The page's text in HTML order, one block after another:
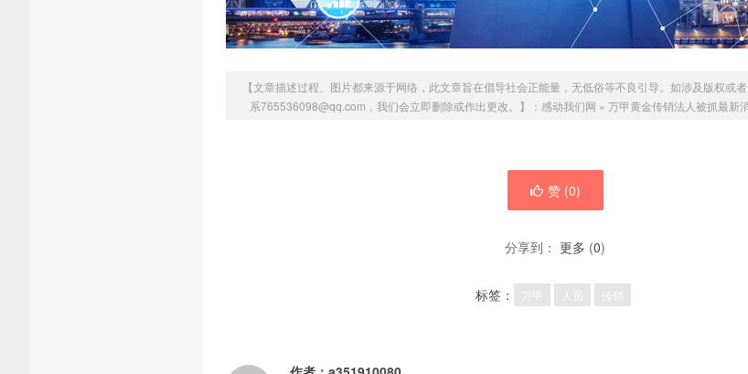
【文章描述过程、图片都来源于网络，此文章旨在倡导社会正能量，无低俗等不良引导。如涉及版权或
系765536098@qq.com，我们会立即删除或作出更改。】： 感动我们网 » 万甲黄金传销法人被抓最新
赞 (0)
分享到： 更多 (0)
标签： 人员 传销